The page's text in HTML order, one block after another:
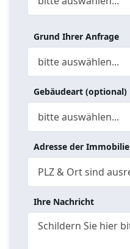
Grund Ihrer Anfrage
Gebäudeart (optional)
Adresse der Immobilie
Ihre Nachricht